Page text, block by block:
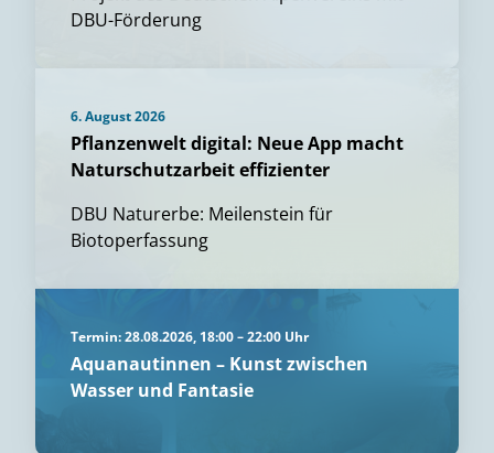
DBU-Förderung
6. August 2026
Pflanzenwelt digital: Neue App macht
Naturschutzarbeit effizienter
DBU Naturerbe: Meilenstein für
Biotoperfassung
Termin: 28.08.2026, 18:00 – 22:00 Uhr
Aquanautinnen – Kunst zwischen
Wasser und Fantasie